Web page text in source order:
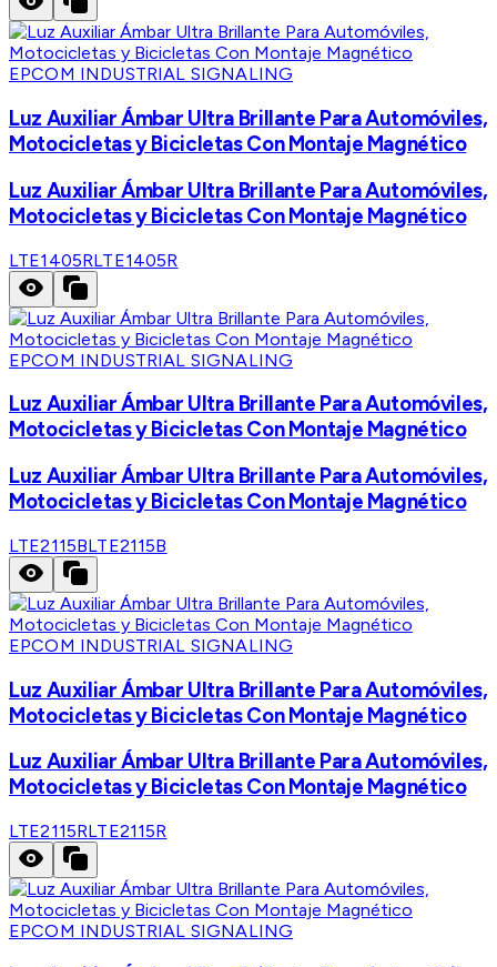
EPCOM INDUSTRIAL SIGNALING
Luz Auxiliar Ámbar Ultra Brillante Para Automóviles,
Motocicletas y Bicicletas Con Montaje Magnético
Luz Auxiliar Ámbar Ultra Brillante Para Automóviles,
Motocicletas y Bicicletas Con Montaje Magnético
LTE1405RLTE1405R
EPCOM INDUSTRIAL SIGNALING
Luz Auxiliar Ámbar Ultra Brillante Para Automóviles,
Motocicletas y Bicicletas Con Montaje Magnético
Luz Auxiliar Ámbar Ultra Brillante Para Automóviles,
Motocicletas y Bicicletas Con Montaje Magnético
LTE2115BLTE2115B
EPCOM INDUSTRIAL SIGNALING
Luz Auxiliar Ámbar Ultra Brillante Para Automóviles,
Motocicletas y Bicicletas Con Montaje Magnético
Luz Auxiliar Ámbar Ultra Brillante Para Automóviles,
Motocicletas y Bicicletas Con Montaje Magnético
LTE2115RLTE2115R
EPCOM INDUSTRIAL SIGNALING